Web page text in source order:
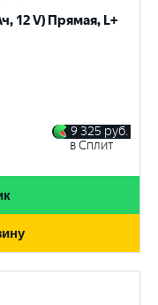
12 V) Прямая, L+
9 325 руб.
в Сплит